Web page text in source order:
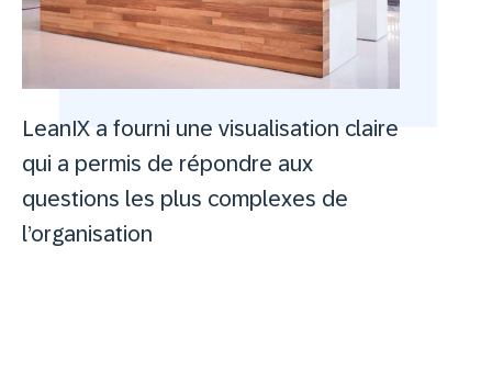
LeanIX a fourni une visualisation claire
qui a permis de répondre aux
questions les plus complexes de
l’organisation